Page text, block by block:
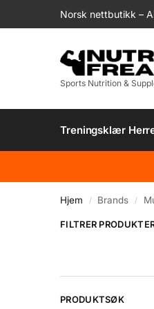
Norsk nettbutikk –
Sports Nutrition &
Treningsklær
Hjem / Brands /
FILTRER
PRODUKTSØK